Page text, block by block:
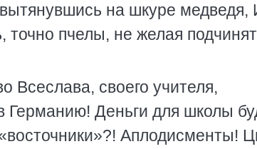
на шкуре медведя,
пчелы, не желая
Всеслава, своего учителя,
Деньги для школы
Аплодисменты!